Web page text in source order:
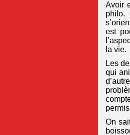
Avoir
philo.
est
la vie.
Les
qui
On